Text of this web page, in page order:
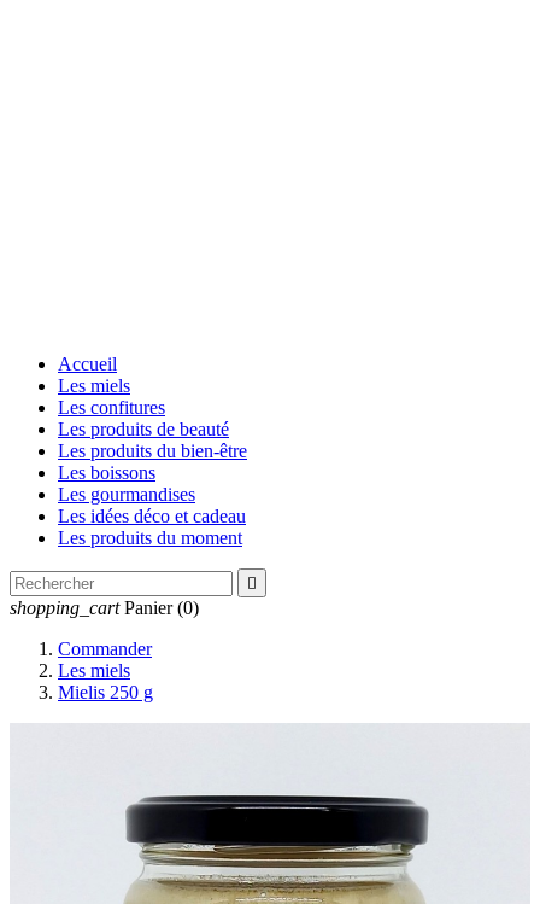
Accueil
Les miels
Les confitures
Les produits de beauté
Les produits du bien-être
Les boissons
Les gourmandises
Les idées déco et cadeau
Les produits du moment

shopping_cart Panier (0)
Commander
Les miels
Mielis 250 g